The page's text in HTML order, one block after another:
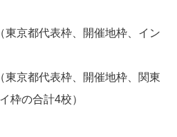
東京都代表枠、開催地枠、イン
東京都代表枠、開催地枠、関東
枠の合計4校）